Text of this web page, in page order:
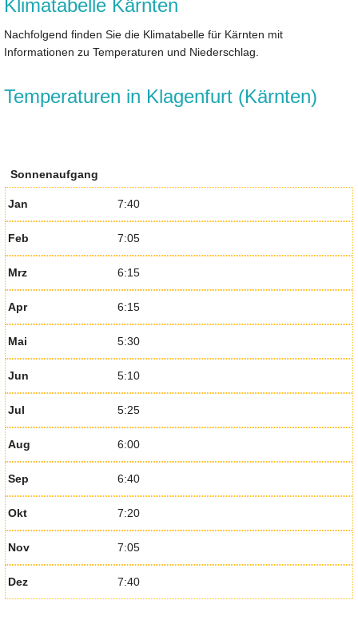
Klimatabelle Kärnten
Nachfolgend finden Sie die Klimatabelle für Kärnten mit
Informationen zu Temperaturen und Niederschlag.
Temperaturen in Klagenfurt (Kärnten)
Sonnenaufgang
Jan 7:40
Feb 7:05
Mrz 6:15
Apr 6:15
Mai 5:30
Jun 5:10
Jul 5:25
Aug 6:00
Sep 6:40
Okt 7:20
Nov 7:05
Dez 7:40